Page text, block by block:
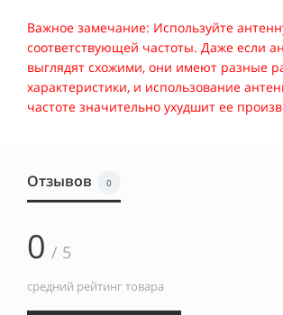
Важное замечание: Используйте
соответствующей частоты. Даже если
выглядят схожими, они имеют разные
характеристики, и использование
частоте значительно ухудшит ее
Отзывов 0
0 / 5
средний рейтинг товара